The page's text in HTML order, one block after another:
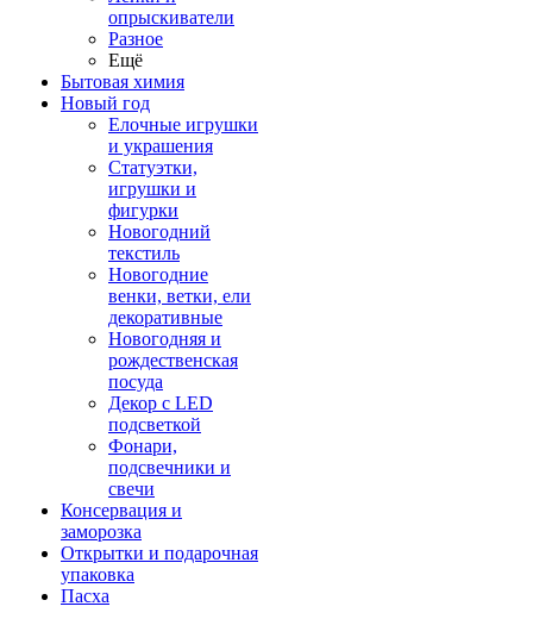
опрыскиватели
Разное
Ещё
Бытовая химия
Новый год
Елочные игрушки
и украшения
Статуэтки,
игрушки и
фигурки
Новогодний
текстиль
Новогодние
венки, ветки, ели
декоративные
Новогодняя и
рождественская
посуда
Декор с LED
подсветкой
Фонари,
подсвечники и
свечи
Консервация и
заморозка
Открытки и подарочная
упаковка
Пасха